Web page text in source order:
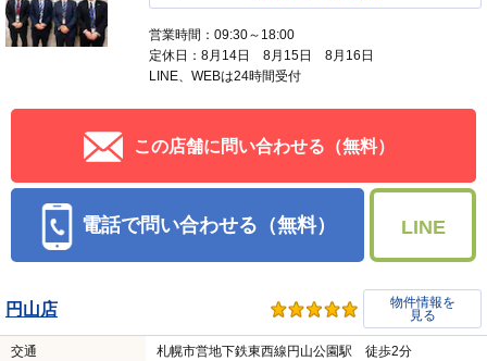
営業時間：09:30～18:00
定休日：8月14日 8月15日 8月16日
LINE、WEBは24時間受付
この店舗に問い合わせる（無料）
電話で問い合わせる（無料） LINE
円山店
物件情報を
見る
交通 札幌市営地下鉄東西線円山公園駅 徒歩2分